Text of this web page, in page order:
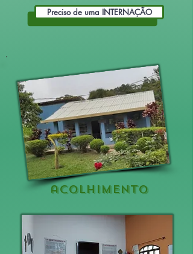
Preciso de uma INTERNAÇÃO
acolhimento